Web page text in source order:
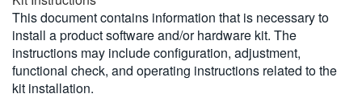
VIỆT NAM
简体中文
日本語
This document contains information that is necessary to
install a product software and/or hardware kit. The
instructions may include configuration, adjustment,
functional check, and operating instructions related to the
kit installation.